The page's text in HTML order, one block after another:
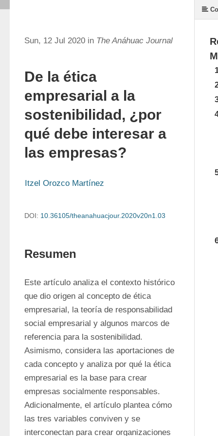
Sun, 12 Jul 2020 in The Anáhuac Journal
De la ética
empresarial a la
sostenibilidad, ¿por
qué debe interesar a
las empresas?
Itzel Orozco Martínez
DOI: 10.36105/theanahuacjour.2020v20n1.03
Resumen
Este artículo analiza el contexto histórico
que dio origen al concepto de ética
empresarial, la teoría de responsabilidad
social empresarial y algunos marcos de
referencia para la sostenibilidad.
Asimismo, considera las aportaciones de
cada concepto y analiza por qué la ética
empresarial es la base para crear
empresas socialmente responsables.
Adicionalmente, el artículo plantea cómo
las tres variables conviven y se
interconectan para crear organizaciones